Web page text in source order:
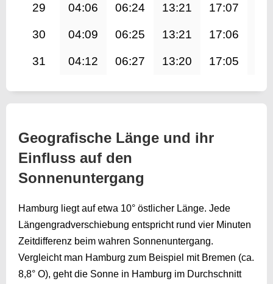
29 04:06 06:24 13:21 17:07
30 04:09 06:25 13:21 17:06
31 04:12 06:27 13:20 17:05
Geografische Länge und ihr
Einfluss auf den
Sonnenuntergang
Hamburg liegt auf etwa 10° östlicher Länge. Jede
Längengrad­verschiebung entspricht rund vier Minuten
Zeitdifferenz beim wahren Sonnenuntergang.
Vergleicht man Hamburg zum Beispiel mit Bremen (ca.
8,8° O), geht die Sonne in Hamburg im Durchschnitt